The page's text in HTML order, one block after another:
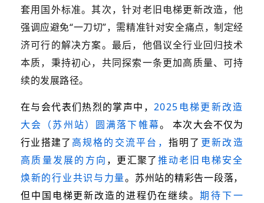
套用国外标准。其次，针对老旧电梯更新改造，他
强调应避免“一刀切”，需精准针对安全痛点，制定经
济可行的解决方案。最后， 他倡议全行业回归技术
本质，秉持初心，共同探索一条更加高质量、可持
续的发展路径。
在与会代表们热烈的掌声中， 2025电梯更新改造
大会（苏州站）圆满落下帷幕。 本次大会不仅为
行业搭建了 高规格的交流平台 ， 指明了 更新改造
高质量发展的方向 ，更汇聚了推动老旧电梯安全
焕新的行业共识与力量。苏州站的精彩告一段落，
但中国电梯更新改造的进程仍在继续。 期待下一